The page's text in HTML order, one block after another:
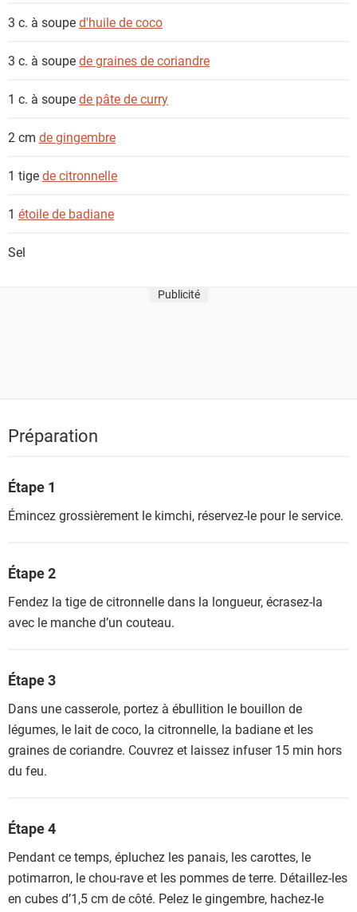
3 c. à souped'huile de coco
3 c. à soupede graines de coriandre
1 c. à soupede pâte de curry
2 cm de gingembre
1 tigede citronnelle
1 étoile de badiane
Sel
Publicité
Préparation
Étape 1
Émincez grossièrement le kimchi, réservez-le pour le service.
Étape 2
Fendez la tige de citronnelle dans la longueur, écrasez-la
avec le manche d’un couteau.
Étape 3
Dans une casserole, portez à ébullition le bouillon de
légumes, le lait de coco, la citronnelle, la badiane et les
graines de coriandre. Couvrez et laissez infuser 15 min hors
du feu.
Étape 4
Pendant ce temps, épluchez les panais, les carottes, le
potimarron, le chou-rave et les pommes de terre. Détaillez-les
en cubes d’1,5 cm de côté. Pelez le gingembre, hachez-le